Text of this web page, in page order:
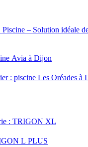
– Solution idéale
Avia à Dijon
: piscine Les Oréades à
: TRIGON XL
L PLUS